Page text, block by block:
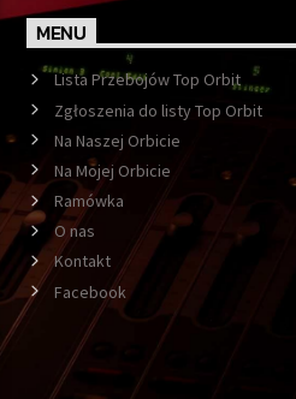
MENU
Lista Przebojów Top Orbit
Zgłoszenia do listy Top Orbit
Na Naszej Orbicie
Na Mojej Orbicie
Ramówka
O nas
Kontakt
Facebook